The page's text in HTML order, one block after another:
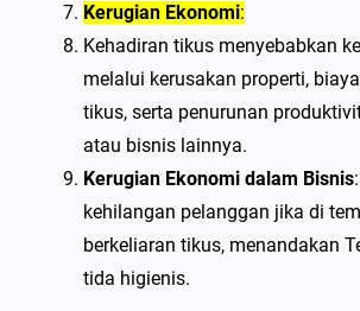
Kerugian Ekonomi:
Kehadiran tikus menyebabkan
melalui kerusakan properti,
tikus, serta penurunan
atau bisnis lainnya.
Kerugian Ekonomi dalam Bisnis
kehilangan pelanggan jika di
berkeliaran tikus, menandakan
tida higienis.